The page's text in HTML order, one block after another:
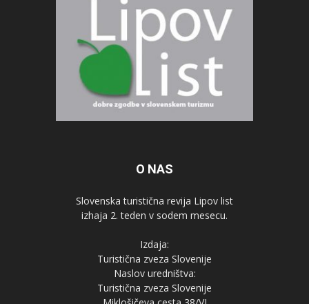
O NAS
Slovenska turistična revija Lipov list
izhaja 2. teden v sodem mesecu.
Izdaja:
Turistična zveza Slovenije
Naslov uredništva:
Turistična zveza Slovenije